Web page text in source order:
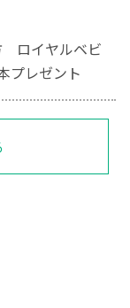
ロイヤルベビ
レゼント